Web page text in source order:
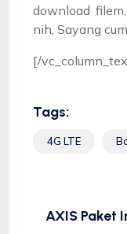
download
nih, Sayang
[/
Tags:
4G LTE
AXIS Paket